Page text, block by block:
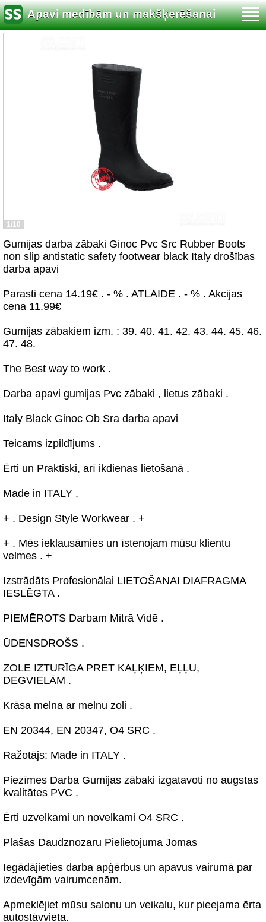
Apavi medībām un makšķerēšanai
1/10
Gumijas darba zābaki Ginoc Pvc Src Rubber Boots
non slip antistatic safety footwear black Italy drošības
darba apavi
Parasti cena 14.19€ . - % . ATLAIDE . - % . Akcijas
cena 11.99€
Gumijas zābakiem izm. : 39. 40. 41. 42. 43. 44. 45. 46.
47. 48.
The Best way to work .
Darba apavi gumijas Pvc zābaki , lietus zābaki .
Italy Black Ginoc Ob Sra darba apavi
Teicams izpildījums .
Ērti un Praktiski, arī ikdienas lietošanā .
Made in ITALY .
+ . Design Style Workwear . +
+ . Mēs ieklausāmies un īstenojam mūsu klientu
velmes . +
Izstrādāts Profesionālai LIETOŠANAI DIAFRAGMA
IESLĒGTA .
PIEMĒROTS Darbam Mitrā Vidē .
ŪDENSDROŠS .
ZOLE IZTURĪGA PRET KAĻĶIEM, EĻĻU,
DEGVIELĀM .
Krāsa melna ar melnu zoli .
EN 20344, EN 20347, O4 SRC .
Ražotājs: Made in ITALY .
Piezīmes Darba Gumijas zābaki izgatavoti no augstas
kvalitātes PVC .
Ērti uzvelkami un novelkami O4 SRC .
Plašas Daudznozaru Pielietojuma Jomas
Iegādājieties darba apģērbus un apavus vairumā par
izdevīgām vairumcenām.
Apmeklējiet mūsu salonu un veikalu, kur pieejama ērta
autostāvvieta.